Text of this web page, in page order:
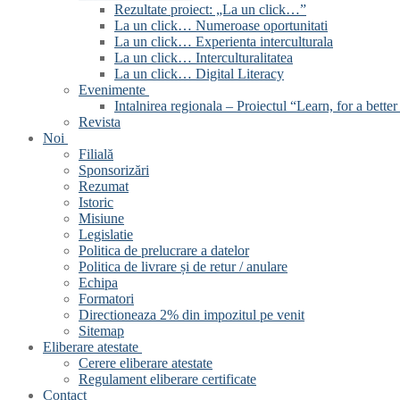
Rezultate proiect: „La un click…”
La un click… Numeroase oportunitati
La un click… Experienta interculturala
La un click… Interculturalitatea
La un click… Digital Literacy
Evenimente
Intalnirea regionala – Proiectul “Learn, for a
Revista
Noi
Filială
Sponsorizări
Rezumat
Istoric
Misiune
Legislatie
Politica de prelucrare a datelor
Politica de livrare și de retur / anulare
Echipa
Formatori
Directioneaza 2% din impozitul pe venit
Sitemap
Eliberare atestate
Cerere eliberare atestate
Regulament eliberare certificate
Contact